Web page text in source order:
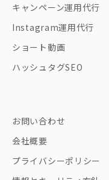
キャンペーン運用代行
Instagram運用代行
ショート動画
ハッシュタグSEO
お問い合わせ
会社概要
プライバシーポリシー